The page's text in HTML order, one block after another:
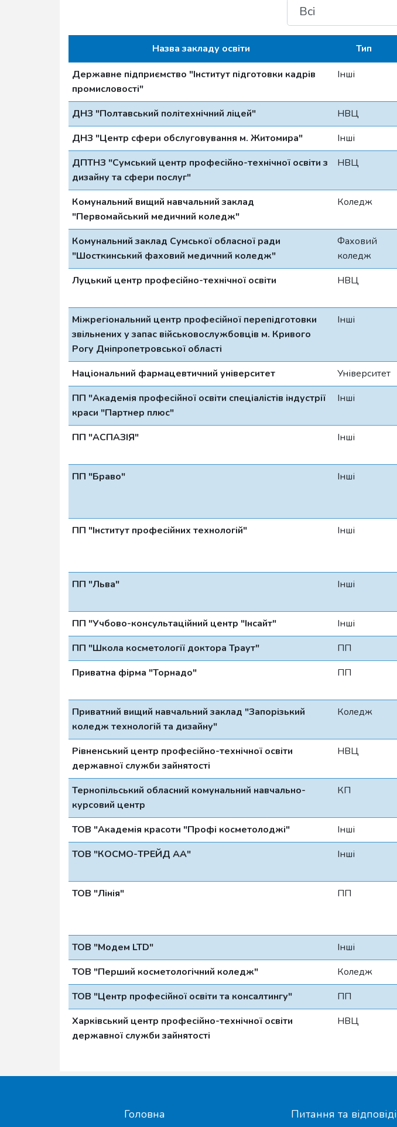
Назва закладу освіти Тип
Державне підприємство "Інститут підготовки кадрів
промисловості"
Інші
ДНЗ "Полтавський політехнічний ліцей"
НВЦ
ДНЗ "Центр сфери обслуговування м. Житомира"
Інші
ДПТНЗ "Сумський центр професійно-технічної освіти з
дизайну та сфери послуг"
НВЦ
Комунальний вищий навчальний заклад
"Первомайський медичний коледж"
Коледж
Комунальний заклад Сумської обласної ради
"Шосткинський фаховий медичний коледж"
Фаховий
коледж
Луцький центр професійно-технічної освіти НВЦ
Міжрегіональний центр професійної перепідготовки
звільнених у запас військовослужбовців м. Кривого
Рогу Дніпропетровської області
Інші
Національний фармацевтичний університет Університет
ПП "Академія професійної освіти спеціалістів індустрії
краси "Партнер плюс"
Інші
ПП "АСПАЗІЯ"
Інші
ПП "Браво"
Інші
ПП "Інститут професійних технологій"
Інші
ПП "Льва"
Інші
ПП "Учбово-консультаційний центр "Інсайт"
Інші
ПП "Школа косметології доктора Траут"
ПП
Приватна фірма "Торнадо"
ПП
Приватний вищий навчальний заклад "Запорізький
коледж технологій та дизайну"
Коледж
Рівненський центр професійно-технічної освіти
державної служби зайнятості
НВЦ
Тернопільський обласний комунальний навчально-
курсовий центр
КП
ТОВ "Академія красоти "Профі косметолоджі"
Інші
ТОВ "КОСМО-ТРЕЙД АА"
Інші
ТОВ "Лінія"
ПП
ТОВ "Модем LTD"
Інші
ТОВ "Перший косметологічний коледж"
Коледж
ТОВ "Центр професійної освіти та консалтингу"
ПП
Харківський центр професійно-технічної освіти
державної служби зайнятості
НВЦ
Головна Питання та відповіді